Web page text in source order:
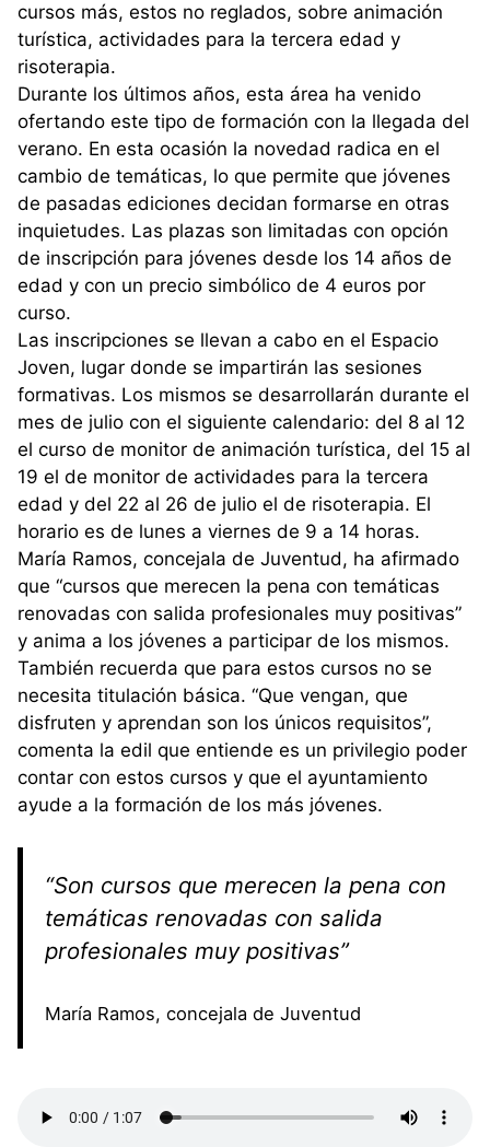
cursos más, estos no reglados, sobre animación
turística, actividades para la tercera edad y
risoterapia.
Durante los últimos años, esta área ha venido
ofertando este tipo de formación con la llegada del
verano. En esta ocasión la novedad radica en el
cambio de temáticas, lo que permite que jóvenes
de pasadas ediciones decidan formarse en otras
inquietudes. Las plazas son limitadas con opción
de inscripción para jóvenes desde los 14 años de
edad y con un precio simbólico de 4 euros por
curso.
Las inscripciones se llevan a cabo en el Espacio
Joven, lugar donde se impartirán las sesiones
formativas. Los mismos se desarrollarán durante el
mes de julio con el siguiente calendario: del 8 al 12
el curso de monitor de animación turística, del 15 al
19 el de monitor de actividades para la tercera
edad y del 22 al 26 de julio el de risoterapia. El
horario es de lunes a viernes de 9 a 14 horas.
María Ramos, concejala de Juventud, ha afirmado
que “cursos que merecen la pena con temáticas
renovadas con salida profesionales muy positivas”
y anima a los jóvenes a participar de los mismos.
También recuerda que para estos cursos no se
necesita titulación básica. “Que vengan, que
disfruten y aprendan son los únicos requisitos”,
comenta la edil que entiende es un privilegio poder
contar con estos cursos y que el ayuntamiento
ayude a la formación de los más jóvenes.
“Son cursos que merecen la pena con
temáticas renovadas con salida
profesionales muy positivas”
María Ramos, concejala de Juventud